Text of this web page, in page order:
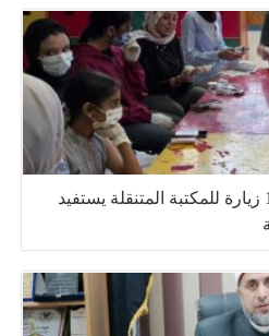
مكتبة مصر العامة تنظم 19 زيارة للمكتبة المتنقلة يستفيد